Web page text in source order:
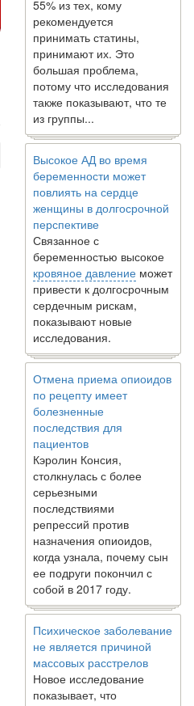
55% из тех, кому
рекомендуется
принимать статины,
принимают их. Это
большая проблема,
потому что исследования
также показывают, что те
из группы...
Высокое АД во время
беременности может
повлиять на сердце
женщины в долгосрочной
перспективе
Связанное с
беременностью высокое
кровяное давление может
привести к долгосрочным
сердечным рискам,
показывают новые
исследования.
Отмена приема опиоидов
по рецепту имеет
болезненные
последствия для
пациентов
Кэролин Консия,
столкнулась с более
серьезными
последствиями
репрессий против
назначения опиоидов,
когда узнала, почему сын
ее подруги покончил с
собой в 2017 году.
Психическое заболевание
не является причиной
массовых расстрелов
Новое исследование
показывает, что